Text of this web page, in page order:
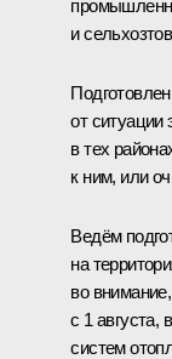
и
от ситуации
в тех
к ним, или
Ведём
на
во
с 1 августа,
систем